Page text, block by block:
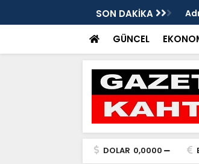
SON DAKİKA
ve mendil çocukları alarm veriyor
GÜNCEL
DOLAR 0,0000